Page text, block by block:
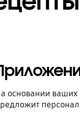
основании ваших